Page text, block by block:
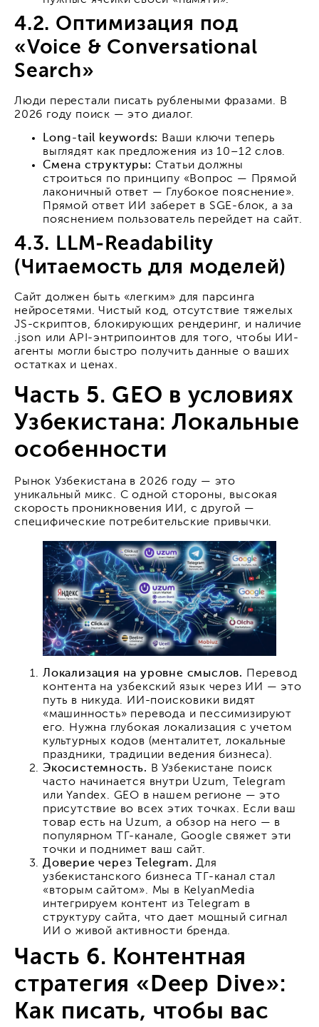
4.2. Оптимизация под
«Voice & Conversational
Search»
Люди перестали писать рублеными фразами. В
2026 году поиск — это диалог.
Long-tail keywords: Ваши ключи теперь
выглядят как предложения из 10–12 слов.
Смена структуры: Статьи должны
строиться по принципу «Вопрос — Прямой
лаконичный ответ — Глубокое пояснение».
Прямой ответ ИИ заберет в SGE-блок, а за
пояснением пользователь перейдет на сайт.
4.3. LLM-Readability
(Читаемость для моделей)
Сайт должен быть «легким» для парсинга
нейросетями. Чистый код, отсутствие тяжелых
JS-скриптов, блокирующих рендеринг, и наличие
.json или API-энтрипоинтов для того, чтобы ИИ-
агенты могли быстро получить данные о ваших
остатках и ценах.
Часть 5. GEO в условиях
Узбекистана: Локальные
особенности
Рынок Узбекистана в 2026 году — это
уникальный микс. С одной стороны, высокая
скорость проникновения ИИ, с другой —
специфические потребительские привычки.
Локализация на уровне смыслов. Перевод
контента на узбекский язык через ИИ — это
путь в никуда. ИИ-поисковики видят
«машинность» перевода и пессимизируют
его. Нужна глубокая локализация с учетом
культурных кодов (менталитет, локальные
праздники, традиции ведения бизнеса).
Экосистемность. В Узбекистане поиск
часто начинается внутри Uzum, Telegram
или Yandex. GEO в нашем регионе — это
присутствие во всех этих точках. Если ваш
товар есть на Uzum, а обзор на него — в
популярном ТГ-канале, Google свяжет эти
точки и поднимет ваш сайт.
Доверие через Telegram. Для
узбекистанского бизнеса ТГ-канал стал
«вторым сайтом». Мы в KelyanMedia
интегрируем контент из Telegram в
структуру сайта, что дает мощный сигнал
ИИ о живой активности бренда.
Часть 6. Контентная
стратегия «Deep Dive»:
Как писать, чтобы вас